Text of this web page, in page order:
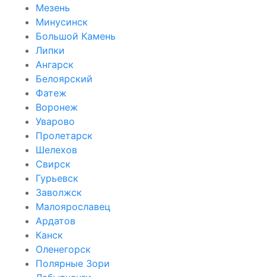
Мезень
Минусинск
Большой Камень
Липки
Ангарск
Белоярский
Фатеж
Воронеж
Уварово
Пролетарск
Шелехов
Свирск
Гурьевск
Заволжск
Малоярославец
Ардатов
Канск
Оленегорск
Полярные Зори